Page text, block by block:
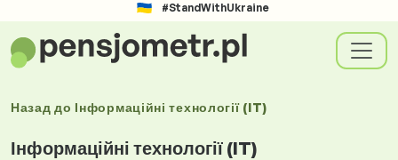
#StandWithUkraine
Назад до Інформаційні технології (IT)
Інформаційні технології (IT)